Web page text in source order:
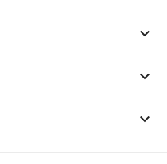
keyboard_arrow_down
keyboard_arrow_down
keyboard_arrow_down